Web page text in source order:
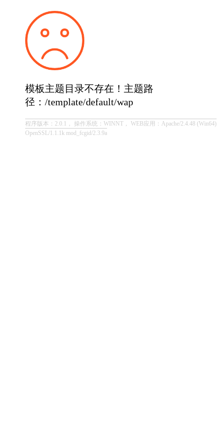
模板主题目录不存在！主题路
径：/template/default/wap
程序版本：2.0.1， 操作系统：WINNT， WEB应用：Apache/2.4.48 (Win64)
OpenSSL/1.1.1k mod_fcgid/2.3.9a